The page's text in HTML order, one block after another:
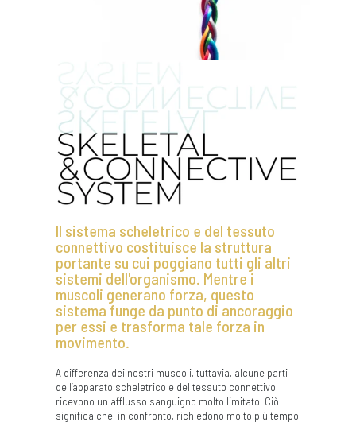
Il sistema scheletrico e del tessuto
connettivo costituisce la struttura
portante su cui poggiano tutti gli altri
sistemi dell'organismo. Mentre i
muscoli generano forza, questo
sistema funge da punto di ancoraggio
per essi e trasforma tale forza in
movimento.
A differenza dei nostri muscoli, tuttavia, alcune parti
dell’apparato scheletrico e del tessuto connettivo
ricevono un afflusso sanguigno molto limitato. Ciò
significa che, in confronto, richiedono molto più tempo